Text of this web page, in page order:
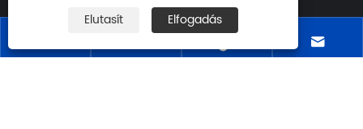

Elutasít Elfogadás